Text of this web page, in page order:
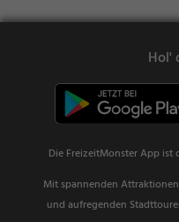
Hol'
Die FreizeitMonster App ist
Mit spannenden
und aufregenden